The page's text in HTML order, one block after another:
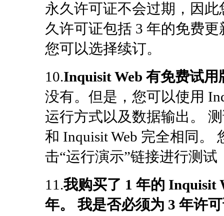
永久许可证不会过期，因
久许可证包括 3 年的免费
您可以选择续订。
10.Inquisit Web 有免费试用
没有。但是，您可以使用
运行方式以及数据输出。
和 Inquisit Web 完全相同。
击“运行演示”链接进行测试
11.我购买了 1 年的 Inquisit
年。 我是否必须为 3 年许